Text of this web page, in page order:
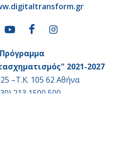
Πρόγραμμα
2021-2027
–Τ.Κ. 105 62 Αθήνα
213 1500 500